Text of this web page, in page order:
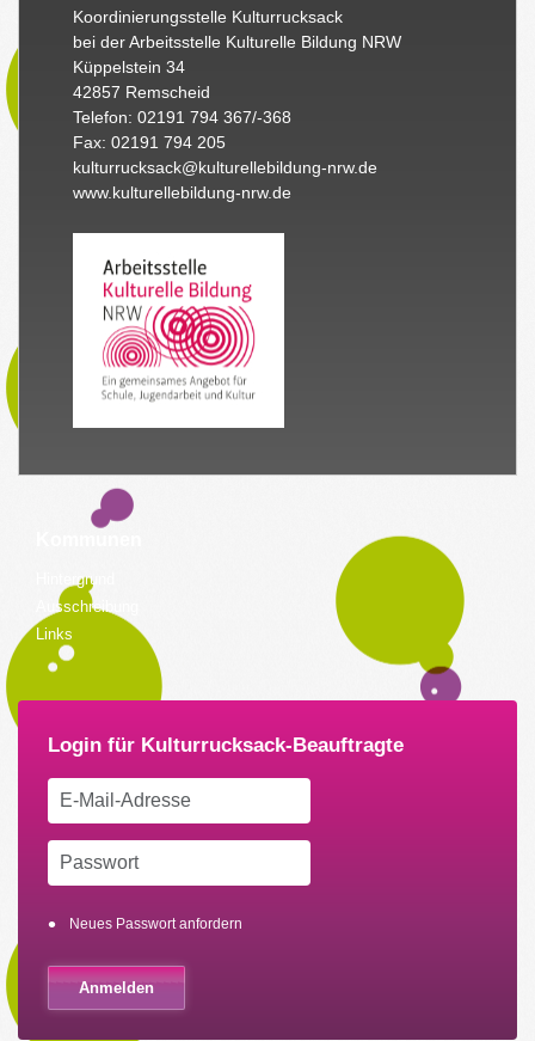
Koordinierungsstelle Kulturrucksack
bei der Arbeitsstelle Kulturelle Bildung NRW
Küppelstein 34
42857 Remscheid
Telefon: 02191 794 367/-368
Fax: 02191 794 205
kulturrucksack@kulturellebildung-nrw.de
www.kulturellebildung-nrw.de
Hintergrund
Ausschreibung
Links
Neues Passwort anfordern